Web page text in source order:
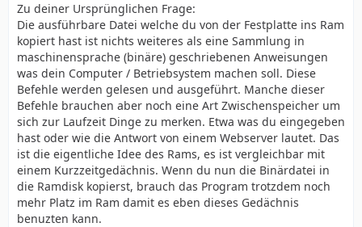
Zu deiner Ursprünglichen Frage:
Die ausführbare Datei welche du von der Festplatte ins Ram
kopiert hast ist nichts weiteres als eine Sammlung in
maschinensprache (binäre) geschriebenen Anweisungen
was dein Computer / Betriebsystem machen soll. Diese
Befehle werden gelesen und ausgeführt. Manche dieser
Befehle brauchen aber noch eine Art Zwischenspeicher um
sich zur Laufzeit Dinge zu merken. Etwa was du eingegeben
hast oder wie die Antwort von einem Webserver lautet. Das
ist die eigentliche Idee des Rams, es ist vergleichbar mit
einem Kurzzeitgedächnis. Wenn du nun die Binärdatei in
die Ramdisk kopierst, brauch das Program trotzdem noch
mehr Platz im Ram damit es eben dieses Gedächnis
benuzten kann.